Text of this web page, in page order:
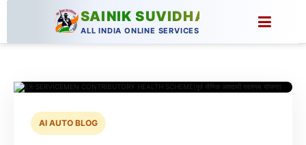
SAINIK SUVIDHA
ALL INDIA ONLINE SERVICES
AI AUTO BLOG